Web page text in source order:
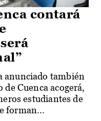
contará
anunciado también
Cuenca acogerá,
estudiantes de
forman...